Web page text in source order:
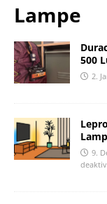
Lampe
500
2.
9.